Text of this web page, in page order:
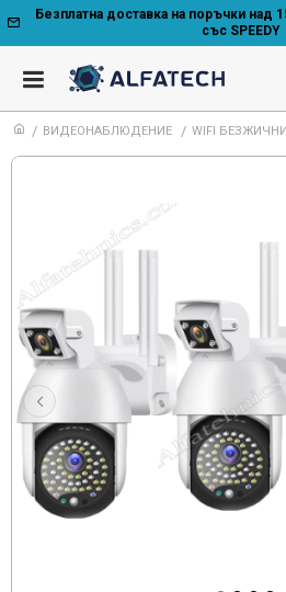
Безплатна доставка на поръчки
със SPEEDY
ВИДЕОНАБЛЮДЕНИЕ WIFI